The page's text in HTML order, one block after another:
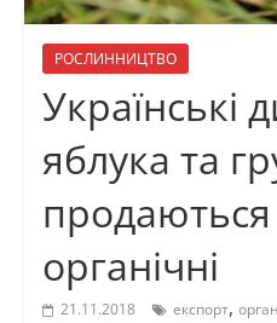
РОСЛИННИЦТВО
Українські
яблука та
продаються
органічні
21.11.2018 експорт,